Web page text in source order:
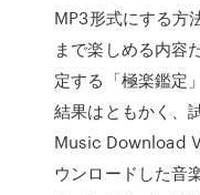
MP3形式にする方
まで楽しめる内容
定する「極楽鑑定
結果はともかく、
Music Download
ウンロードした音